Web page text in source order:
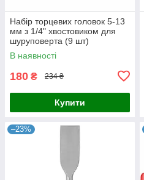
Набір торцевих головок 5-13
мм з 1/4" хвостовиком для
шуруповерта (9 шт)
В наявності
180 ₴ 234 ₴
Купити
–23%